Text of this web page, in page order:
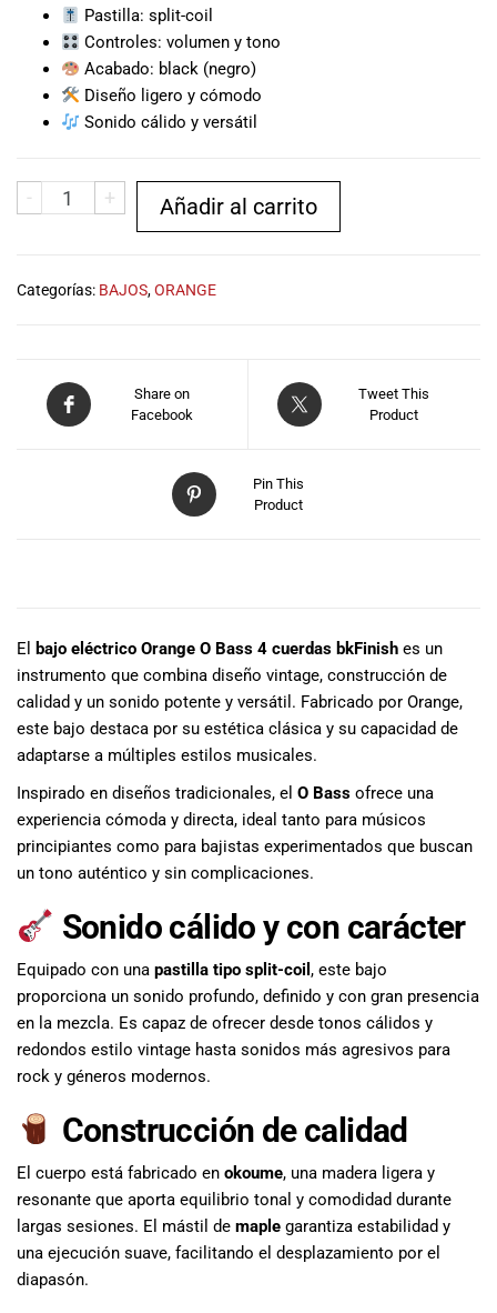
audio
adecuado para
ti, y ofrecerte el
mejor servicio
al cliente
precios
especiales
nuestra tienda
física en Quito,
línea a través
de nuestra
¡Descubre el
mundo de la
música con
Import Music
Ecuador!
Pastilla: split-coil
Controles: volumen y tono
Acabado: black (negro)
Diseño ligero y cómodo
Sonido cálido y versátil
- + Añadir al carrito
Categorías: BAJOS,ORANGE
Share on
Facebook
Tweet This
Product
Pin This
Product
El bajo eléctrico Orange O Bass 4 cuerdas bkFinish es un
instrumento que combina diseño vintage, construcción de
calidad y un sonido potente y versátil. Fabricado por Orange,
este bajo destaca por su estética clásica y su capacidad de
adaptarse a múltiples estilos musicales.
Inspirado en diseños tradicionales, el O Bass ofrece una
experiencia cómoda y directa, ideal tanto para músicos
principiantes como para bajistas experimentados que buscan
un tono auténtico y sin complicaciones.
Sonido cálido y con carácter
Equipado con una pastilla tipo split-coil , este bajo
proporciona un sonido profundo, definido y con gran presencia
en la mezcla. Es capaz de ofrecer desde tonos cálidos y
redondos estilo vintage hasta sonidos más agresivos para
rock y géneros modernos.
Construcción de calidad
El cuerpo está fabricado en okoume, una madera ligera y
resonante que aporta equilibrio tonal y comodidad durante
largas sesiones. El mástil de maple garantiza estabilidad y
una ejecución suave, facilitando el desplazamiento por el
diapasón.